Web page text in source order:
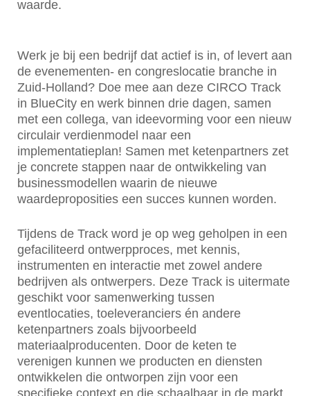
waarde.
Werk je bij een bedrijf dat actief is in, of levert aan
de evenementen- en congreslocatie branche in
Zuid-Holland? Doe mee aan deze CIRCO Track
in BlueCity en werk binnen drie dagen, samen
met een collega, van ideevorming voor een nieuw
circulair verdienmodel naar een
implementatieplan! Samen met ketenpartners zet
je concrete stappen naar de ontwikkeling van
businessmodellen waarin de nieuwe
waardeproposities een succes kunnen worden.
Tijdens de Track word je op weg geholpen in een
gefaciliteerd ontwerpproces, met kennis,
instrumenten en interactie met zowel andere
bedrijven als ontwerpers. Deze Track is uitermate
geschikt voor samenwerking tussen
eventlocaties, toeleveranciers én andere
ketenpartners zoals bijvoorbeeld
materiaalproducenten. Door de keten te
verenigen kunnen we producten en diensten
ontwikkelen die ontworpen zijn voor een
specifieke context en die schaalbaar in de markt